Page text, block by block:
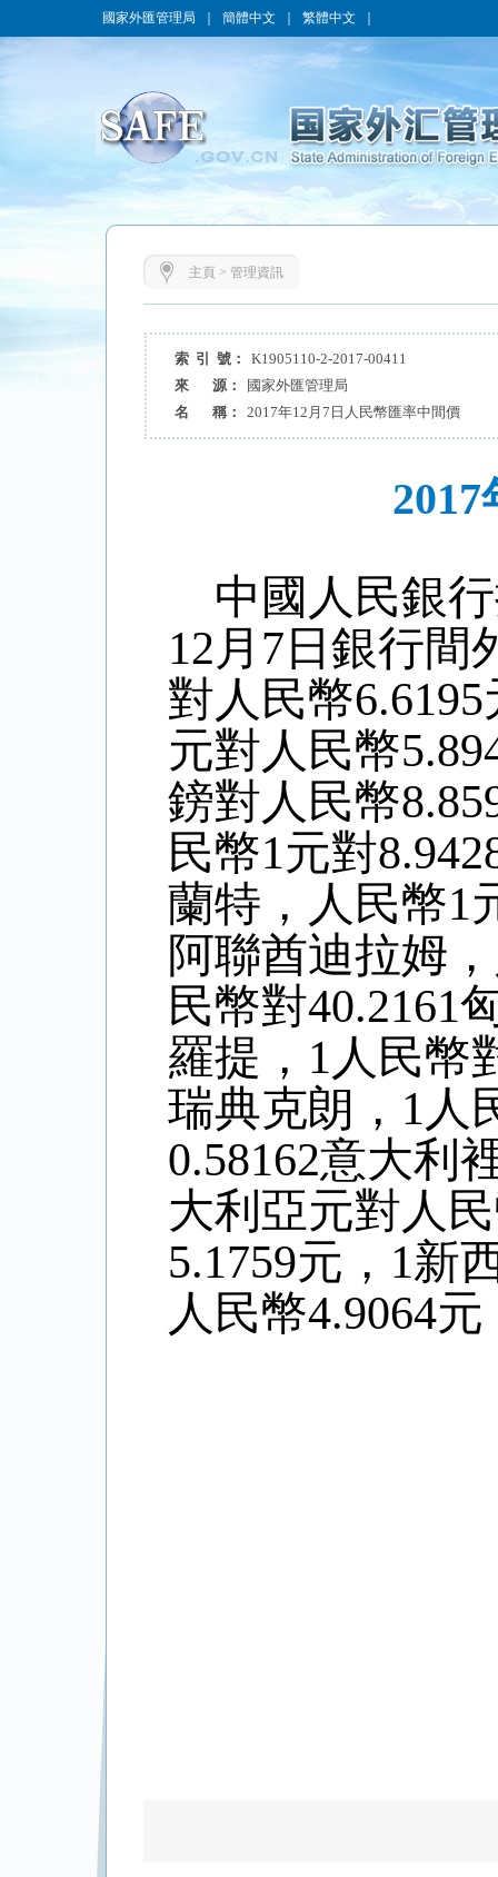
國家外匯管理局 簡體中文 繁體中文
主頁 > 管理資訊
索 引 號：
K1905110-2-2017-00411
來 源：
國家外匯管理局
名 稱：
2017年12月7日人民幣匯率中間價
中國人民銀
12 月 7 日銀行間
對人民幣6.6195
元對人民幣5.
鎊對人民幣8
民幣1元對
蘭特，人民幣1
阿聯酋迪拉姆
民幣對40.2161
羅提，1人民幣
瑞典克朗，1人
0.58162意大利
大利亞元對人
5.1759元，1新
人民幣4.9064元